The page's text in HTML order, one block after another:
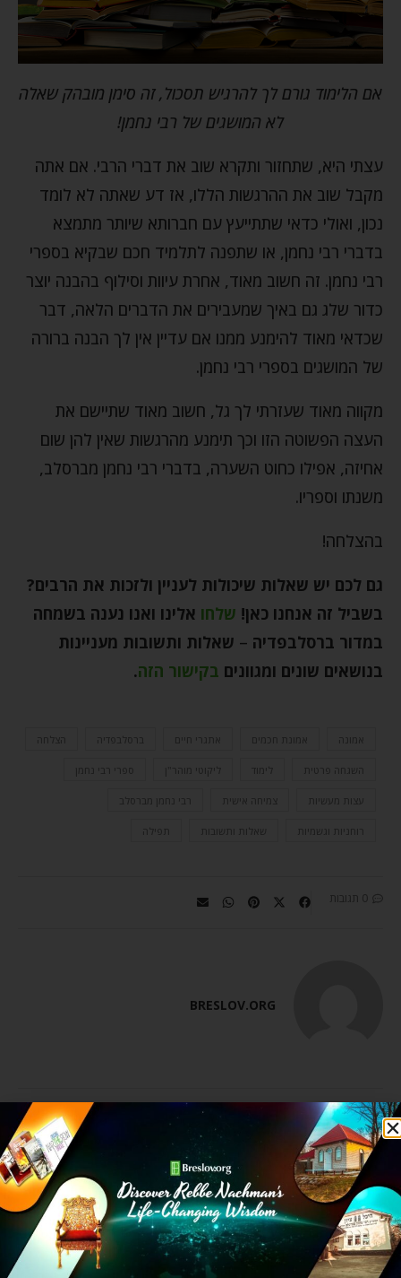
אם הלימוד גורם לך להרגיש תסכול, זה סימן מובהק שאלה
לא המושגים של רבי נחמן!
עצתי היא, שתחזור ותקרא שוב את דברי הרבי. אם אתה
מקבל שוב את ההרגשות הללו, אז דע שאתה לא לומד
נכון, ואולי כדאי שתתייעץ עם חברותא שיותר מתמצא
בדברי רבי נחמן, או שתפנה לתלמיד חכם שבקיא בספרי
רבי נחמן. זה חשוב מאוד, אחרת עיוות וסילוף בהבנה יוצר
כדור שלג גם באיך שמעבירים את הדברים הלאה, דבר
שכדאי מאוד להימנע ממנו אם עדיין אין לך הבנה ברורה
של המושגים בספרי רבי נחמן.
מקווה מאוד שעזרתי לך גל, חשוב מאוד שתיישם את
העצה הפשוטה הזו וכך תימנע מהרגשות שאין להן שום
אחיזה, אפילו כחוט השערה, בדברי רבי נחמן מברסלב,
משנתו וספריו.
בהצלחה!
גם לכם יש שאלות שיכולות לעניין ולזכות את הרבים?
בשביל זה אנחנו כאן! שלחו אלינו ואנו נענה בשמחה
במדור ברסלבפדיה – שאלות ותשובות מעניינות
בנושאים שונים ומגוונים בקישור הזה.
אמונה אמונת חכמים אתגרי חיים ברסלבפדיה הצלחה
השגחה פרטית לימוד ליקוטי מוהר"ן ספרי רבי נחמן
עצות מעשיות צמיחה אישית רבי נחמן מברסלב
רוחניות וגשמיות שאלות ותשובות תפילה
0 תגובות
BRESLOV.ORG
מאמר הבא
ליפול… כדי לקום!
מאמר קודם
הקול של התפילה
מאמרים קשורים